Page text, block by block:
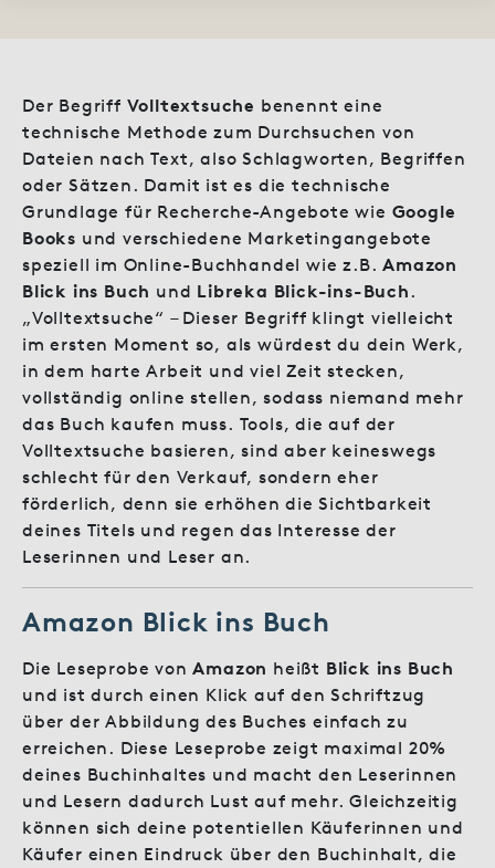
Der Begriff Volltextsuche benennt eine
technische Methode zum Durchsuchen von
Dateien nach Text, also Schlagworten, Begriffen
oder Sätzen. Damit ist es die technische
Grundlage für Recherche-Angebote wie Google
Books und verschiedene Marketingangebote
speziell im Online-Buchhandel wie z.B.Amazon
Blick ins Buch und Libreka Blick-ins-Buch .
„Volltextsuche“ – Dieser Begriff klingt vielleicht
im ersten Moment so, als würdest du dein Werk,
in dem harte Arbeit und viel Zeit stecken,
vollständig online stellen, sodass niemand mehr
das Buch kaufen muss. Tools, die auf der
Volltextsuche basieren, sind aber keineswegs
schlecht für den Verkauf, sondern eher
förderlich, denn sie erhöhen die Sichtbarkeit
deines Titels und regen das Interesse der
Leserinnen und Leser an.
Amazon Blick ins Buch
Die Leseprobe vonAmazon heißt Blick ins Buch
und ist durch einen Klick auf den Schriftzug
über der Abbildung des Buches einfach zu
erreichen. Diese Leseprobe zeigt maximal 20%
deines Buchinhaltes und macht den Leserinnen
und Lesern dadurch Lust auf mehr. Gleichzeitig
können sich deine potentiellen Käuferinnen und
Käufer einen Eindruck über den Buchinhalt, die